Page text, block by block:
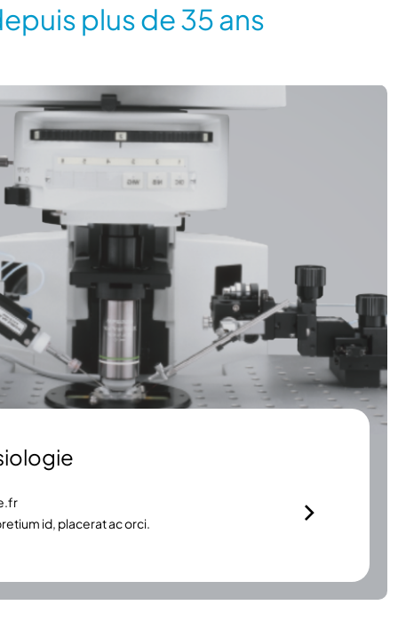
plus de 35 ans
id, placerat ac orci.